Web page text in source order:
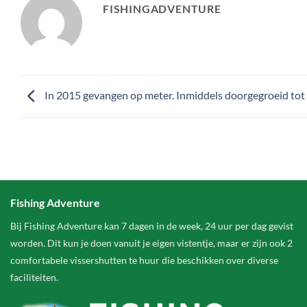
FISHINGADVENTURE
In 2015 gevangen op meter. Inmiddels doorgegroeid tot
Fishing Adventure
Bij Fishing Adventure kan 7 dagen in de week, 24 uur per dag gevist
worden. Dit kun je doen vanuit je eigen vistentje, maar er zijn ook 2
comfortabele vissershutten te huur die beschikken over diverse
faciliteiten.